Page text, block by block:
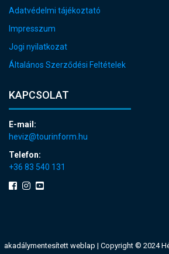
Adatvédelmi tájékoztató
Impresszum
Jogi nyilatkozat
Általános Szerződési Feltételek
KAPCSOLAT
E-mail:
heviz@tourinform.hu
Telefon:
+36 83 540 131
akadálymentesített weblap | Copyright © 2024